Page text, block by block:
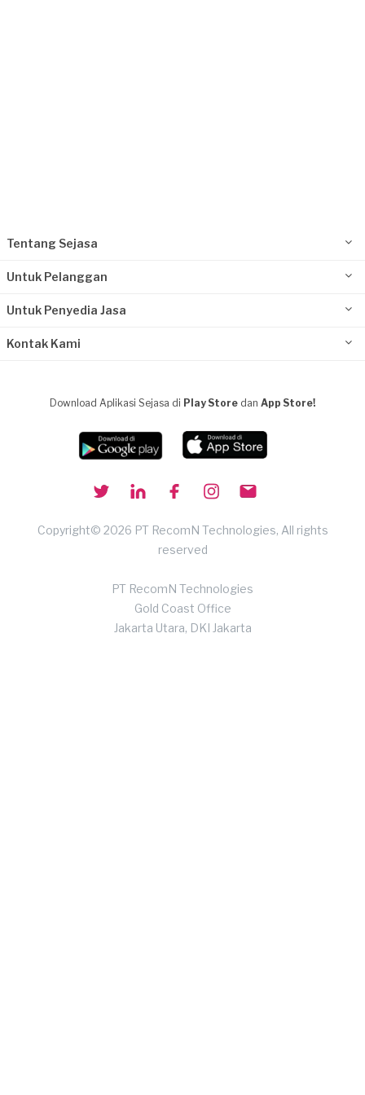
Tentang Sejasa
Untuk Pelanggan
Untuk Penyedia Jasa
Kontak Kami
Download Aplikasi Sejasa di Play Store dan App Store!
Copyright© 2026 PT RecomN Technologies, All rights
reserved
PT RecomN Technologies
Gold Coast Office
Jakarta Utara, DKI Jakarta